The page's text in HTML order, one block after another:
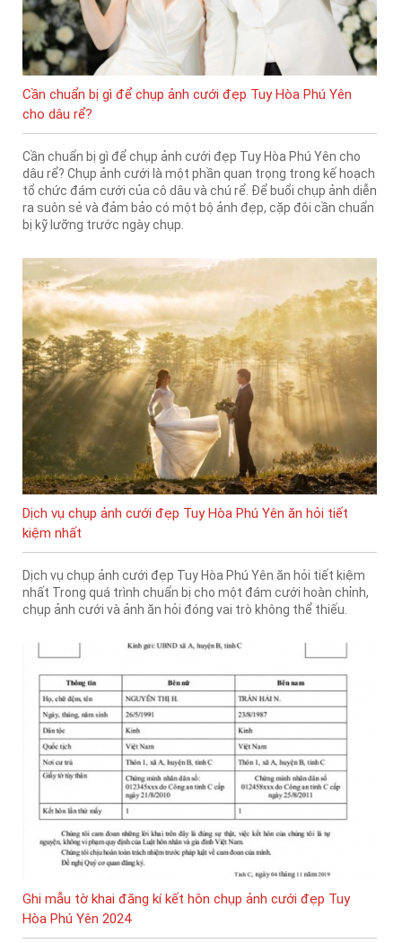
Cần chuẩn bị gì để chụp ảnh cưới đẹp Tuy Hòa Phú Yên
cho dâu rể?
Cần chuẩn bị gì để chụp ảnh cưới đẹp Tuy Hòa Phú Yên cho
dâu rể? Chụp ảnh cưới là một phần quan trọng trong kế hoạch
tổ chức đám cưới của cô dâu và chú rể. Để buổi chụp ảnh diễn
ra suôn sẻ và đảm bảo có một bộ ảnh đẹp, cặp đôi cần chuẩn
bị kỹ lưỡng trước ngày chụp.
Dịch vụ chụp ảnh cưới đẹp Tuy Hòa Phú Yên ăn hỏi tiết
kiệm nhất
Dịch vụ chụp ảnh cưới đẹp Tuy Hòa Phú Yên ăn hỏi tiết kiệm
nhất Trong quá trình chuẩn bị cho một đám cưới hoàn chỉnh,
chụp ảnh cưới và ảnh ăn hỏi đóng vai trò không thể thiếu.
Ghi mẫu tờ khai đăng kí kết hôn chụp ảnh cưới đẹp Tuy
Hòa Phú Yên 2024